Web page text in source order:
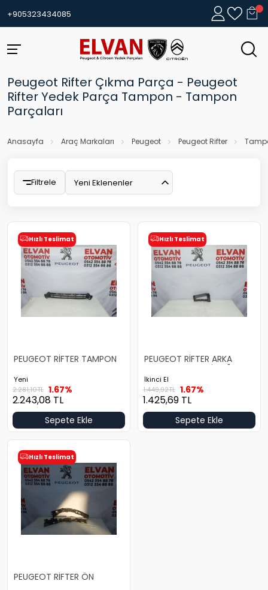
+905323434085
Peugeot Rifter Çıkma Parça - Peugeot
Rifter Yedek Parça Tampon - Tampon
Parçaları
Anasayfa Araç Markaları Peugeot Peugeot Rifter
Filtrele Yeni Eklenenler
Hızlı Teslimat
PEUGEOT RİFTER TAMPON
Yeni
2.281,10TL 1.67%
2.243,08 TL
Sepete Ekle
Hızlı Teslimat
PEUGEOT RİFTER ARKA
TAMPON BRAKETİ SAĞ
İkinci El
1.449,92TL 1.67%
1.425,69 TL
Sepete Ekle
Hızlı Teslimat
PEUGEOT RİFTER ÖN